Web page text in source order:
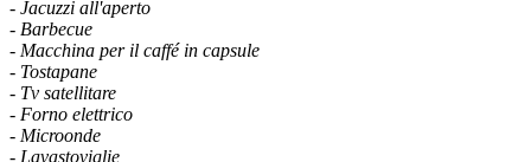
- Jacuzzi all'aperto
- Barbecue
- Macchina per il caffé in capsule
- Tostapane
- Tv satellitare
- Forno elettrico
- Microonde
- Lavastoviglie